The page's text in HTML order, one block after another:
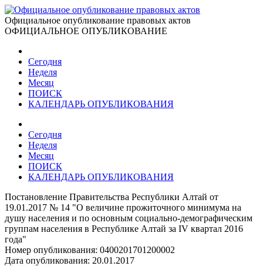
Официальное опубликование правовых актов
ОФИЦИАЛЬНОЕ ОПУБЛИКОВАНИЕ
Сегодня
Неделя
Месяц
ПОИСК
КАЛЕНДАРЬ ОПУБЛИКОВАНИЯ
Сегодня
Неделя
Месяц
ПОИСК
КАЛЕНДАРЬ ОПУБЛИКОВАНИЯ
Постановление Правительства Республики Алтай от
19.01.2017 № 14 "О величине прожиточного минимума на
душу населения и по основным социально-демографическим
группам населения в Республике Алтай за IV квартал 2016
года"
Номер опубликования: 0400201701200002
Дата опубликования: 20.01.2017